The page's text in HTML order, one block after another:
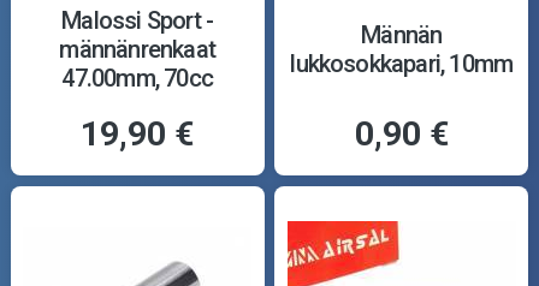
Malossi Sport -
männänrenkaat
47.00mm, 70cc
19,90 €
Männän
lukkosokkapari, 10mm
0,90 €